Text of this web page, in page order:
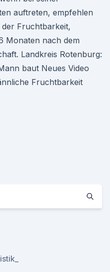
auftreten, empfehlen
Fruchtbarkeit,
Monaten nach dem
Landkreis Rotenburg:
baut Neues Video
Fruchtbarkeit